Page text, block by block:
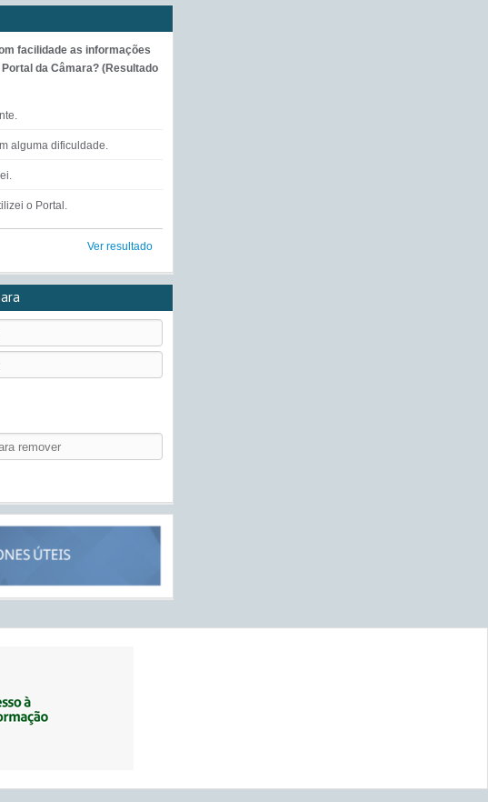
facilidade as informações
da Câmara? (Resultado
alguma dificuldade.
o Portal.
Ver resultado